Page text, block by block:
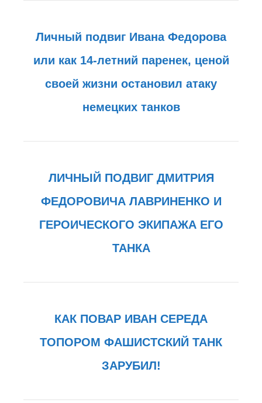
Личный подвиг Ивана Федорова
или как 14-летний паренек, ценой
своей жизни остановил атаку
немецких танков
ЛИЧНЫЙ ПОДВИГ ДМИТРИЯ
ФЕДОРОВИЧА ЛАВРИНЕНКО И
ГЕРОИЧЕСКОГО ЭКИПАЖА ЕГО
ТАНКА
КАК ПОВАР ИВАН СЕРЕДА
ТОПОРОМ ФАШИСТСКИЙ ТАНК
ЗАРУБИЛ!